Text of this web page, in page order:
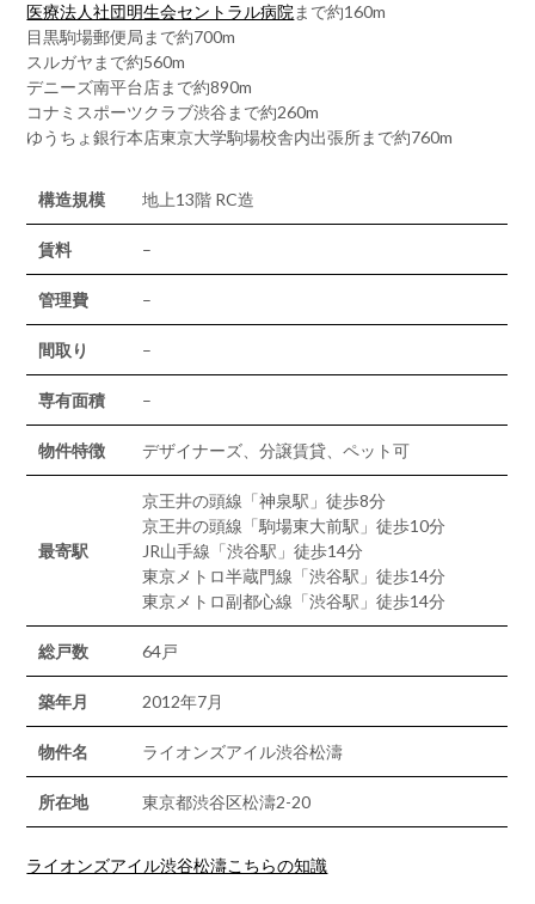
医療法人社団明生会セントラル病院 まで約160m
目黒駒場郵便局まで約700m
スルガヤまで約560m
デニーズ南平台店まで約890m
コナミスポーツクラブ渋谷まで約260m
ゆうちょ銀行本店東京大学駒場校舎内出張所まで約760m
構造規模 地上13階 RC造
賃料 –
管理費 –
間取り –
専有面積 –
物件特徴 デザイナーズ、分譲賃貸、ペット可
最寄駅
京王井の頭線「神泉駅」徒歩8分
京王井の頭線「駒場東大前駅」徒歩10分
JR山手線「渋谷駅」徒歩14分
東京メトロ半蔵門線「渋谷駅」徒歩14分
東京メトロ副都心線「渋谷駅」徒歩14分
総戸数 64戸
築年月 2012年7月
物件名 ライオンズアイル渋谷松濤
所在地 東京都渋谷区松濤2-20
ライオンズアイル渋谷松濤こちらの知識